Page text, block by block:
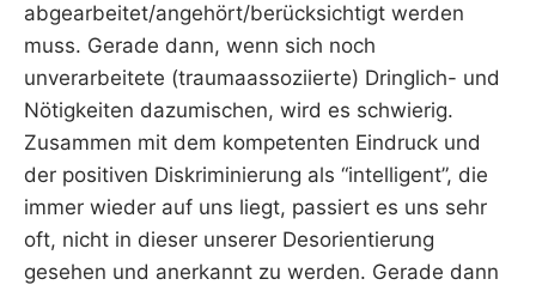
abgearbeitet/angehört/berücksichtigt werden
muss. Gerade dann, wenn sich noch
unverarbeitete (traumaassoziierte) Dringlich- und
Nötigkeiten dazumischen, wird es schwierig.
Zusammen mit dem kompetenten Eindruck und
der positiven Diskriminierung als “intelligent”, die
immer wieder auf uns liegt, passiert es uns sehr
oft, nicht in dieser unserer Desorientierung
gesehen und anerkannt zu werden. Gerade dann